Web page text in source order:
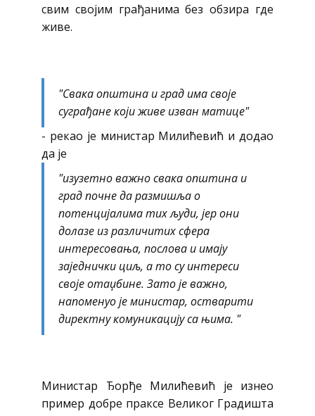
свим својим грађанима без обзира где
живе.
"Свака општина и град има своје
суграђане који живе изван матице"
- рекао је министар Милићевић и додао
да је
"изузетно важно свака општина и
град почне да размишља о
потенцијалима тих људи, јер они
долазе из различитих сфера
интересовања, послова и имају
заједнички циљ, а то су интереси
своје отаџбине. Зато је важно,
напоменуо је министар, остварити
директну комуникацију са њима. "
Министар Ђорђе Милићевић је изнео
пример добре праксе Великог Градишта